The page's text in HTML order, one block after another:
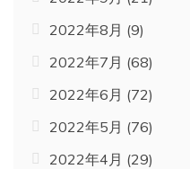
2022年8月 (9)
2022年7月 (68)
2022年6月 (72)
2022年5月 (76)
2022年4月 (29)